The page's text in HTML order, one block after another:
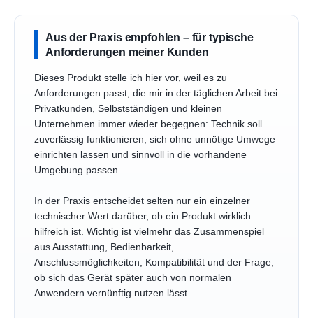
Aus der Praxis empfohlen – für typische
Anforderungen meiner Kunden
Dieses Produkt stelle ich hier vor, weil es zu
Anforderungen passt, die mir in der täglichen Arbeit bei
Privatkunden, Selbstständigen und kleinen
Unternehmen immer wieder begegnen: Technik soll
zuverlässig funktionieren, sich ohne unnötige Umwege
einrichten lassen und sinnvoll in die vorhandene
Umgebung passen.
In der Praxis entscheidet selten nur ein einzelner
technischer Wert darüber, ob ein Produkt wirklich
hilfreich ist. Wichtig ist vielmehr das Zusammenspiel
aus Ausstattung, Bedienbarkeit,
Anschlussmöglichkeiten, Kompatibilität und der Frage,
ob sich das Gerät später auch von normalen
Anwendern vernünftig nutzen lässt.